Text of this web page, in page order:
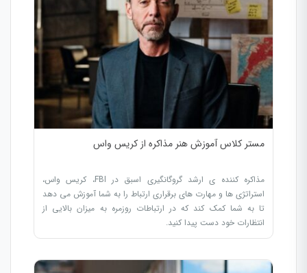
مستر کلاس آموزش هنر مذاکره از کریس واس
مذاکره کننده ی ارشد گروگانگیری اسبق در FBI، کریس واس،
استراتژی ها و مهارت های برقراری ارتباط را به شما آموزش می دهد
تا به شما کمک کند که در ارتباطات روزمره به میزان بالایی از
انتظارات خود دست پیدا کنید.